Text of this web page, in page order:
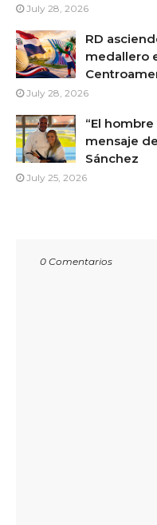
July 28, 2026
RD
medallero
July 28, 2026
“El
mensaje
Sánchez
July 25, 2026
0 Comentarios